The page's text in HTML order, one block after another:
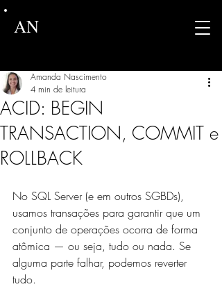
AN
ACID: BEGIN
TRANSACTION, COMMIT e
ROLLBACK
Amanda Nascimento
4 min de leitura
No SQL Server (e em outros SGBDs),
usamos transações para garantir que um
conjunto de operações ocorra de forma
atômica — ou seja, tudo ou nada. Se
alguma parte falhar, podemos reverter
tudo.